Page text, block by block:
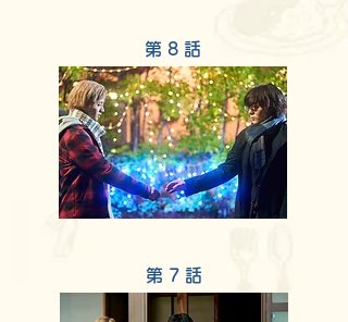
​第 8 話
​第 7 話